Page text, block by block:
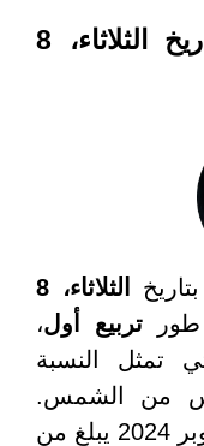
القمر في كما, ألمانيا بتاريخ الثلاثاء، 8
الثلاثاء، 8
طورتربيع أول،
31.21% والتي تمثل النسبة
من الشمس.
والقمر في تاريخ الثلاثاء، 8 أكتوبر 2024 يبلغ من